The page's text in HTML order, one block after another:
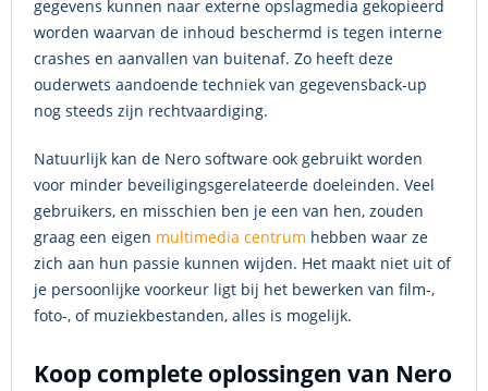
gegevens kunnen naar externe opslagmedia gekopieerd
worden waarvan de inhoud beschermd is tegen interne
crashes en aanvallen van buitenaf. Zo heeft deze
ouderwets aandoende techniek van gegevensback-up
nog steeds zijn rechtvaardiging.
Natuurlijk kan de Nero software ook gebruikt worden
voor minder beveiligingsgerelateerde doeleinden. Veel
gebruikers, en misschien ben je een van hen, zouden
graag een eigen multimedia centrum hebben waar ze
zich aan hun passie kunnen wijden. Het maakt niet uit of
je persoonlijke voorkeur ligt bij het bewerken van film-,
foto-, of muziekbestanden, alles is mogelijk.
Koop complete oplossingen van Nero